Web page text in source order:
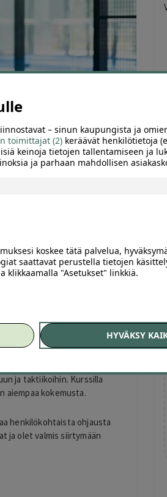
| -42 % | Vantaa,
ilmapiirissä! Alkeiskurssi
ja taktiikoihin. Kurssilla
aiempaa kokemusta.
henkilökohtaista ohjausta
ja olet valmis siirtymään
– sinun kaupungista ja
toimittajat (2) keräävät henkilötietoja
keinoja tietojen tallentamiseen ja
ja parhaan mahdollisen
koskee tätä palvelua,
saattavat perustella tietojen
klikkaamalla "Asetukset" linkkiä.
HYVÄKSY